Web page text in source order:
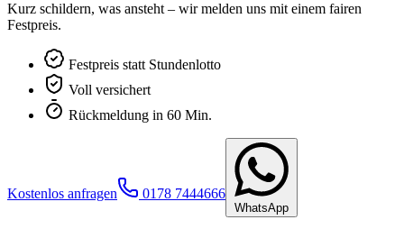
Kurz schildern, was ansteht – wir melden uns mit einem fairen
Festpreis.
Festpreis statt Stundenlotto
Voll versichert
Rückmeldung in 60 Min.
Kostenlos anfragen 0178 7444666
WhatsApp